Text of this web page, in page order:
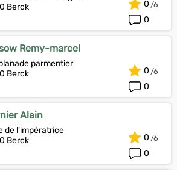
Berck
0
0
Remy-marcel
parmentier
Berck
0
0
Alain
de l'impératrice
Berck
0
0